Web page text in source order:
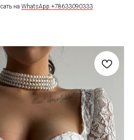
на WhatsApp +78633090333